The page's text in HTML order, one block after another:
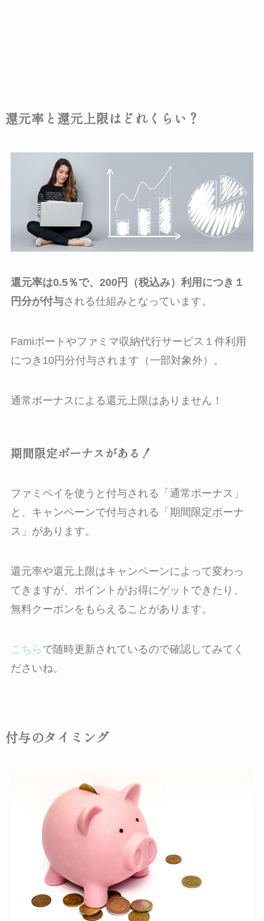
還元率と還元上限はどれくらい？
還元率は0.5％で、200円（税込み）利用につき１
円分が付与される仕組みとなっています。
Famiポートやファミマ収納代行サービス１件利用
につき10円分付与されます（一部対象外）。
通常ボーナスによる還元上限はありません！
期間限定ボーナスがある！
ファミペイを使うと付与される「通常ボーナス」
と、キャンペーンで付与される「期間限定ボーナ
ス」があります。
還元率や還元上限はキャンペーンによって変わっ
てきますが、ポイントがお得にゲットできたり、
無料クーポンをもらえることがあります。
こちら で随時更新されているので確認してみてく
ださいね。
付与のタイミング